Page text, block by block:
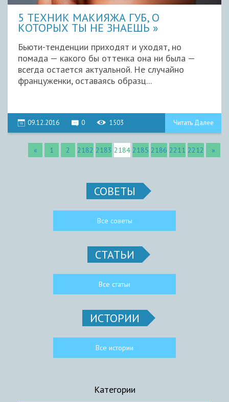
5 ТЕХНИК МАКИЯЖА ГУБ, О
КОТОРЫХ ТЫ НЕ ЗНАЕШЬ
Бьюти-тенденции приходят и уходят, но
помада — какого бы оттенка она ни была —
всегда остается актуальной. Не случайно
француженки, оставаясь образц...
09.12.2016 0 1503 Читать Далее
« 1 2 2182 2183 2184 2185 2186 2211 2212 »
СОВЕТЫ
Все советы
СТАТЬИ
Все статьи
ИСТОРИИ
Все истории
Категории